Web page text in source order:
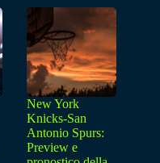
New York
Knicks-San
Antonio Spurs:
Preview e